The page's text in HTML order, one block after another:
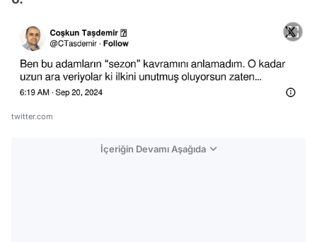
twitter.com
İçeriğin Devamı Aşağıda